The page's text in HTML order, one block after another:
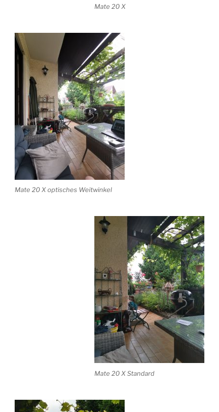
Mate 20 X
Mate 20 X optisches Weitwinkel
Mate 20 X Standard